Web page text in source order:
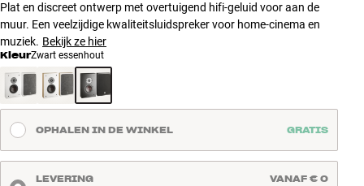
Winkels
Klantenservice
Inloggen
Klantenservice
Bouw met geluid
Plat en discreet ontwerp met overtuigend hifi-geluid voor aan de
muur. Een veelzijdige kwaliteitsluidspreker voor home-cinema en
muziek. Bekijk ze hier
KleurZwart essenhout
OPHALEN IN DE WINKEL GRATIS
LEVERING VANAF € 0